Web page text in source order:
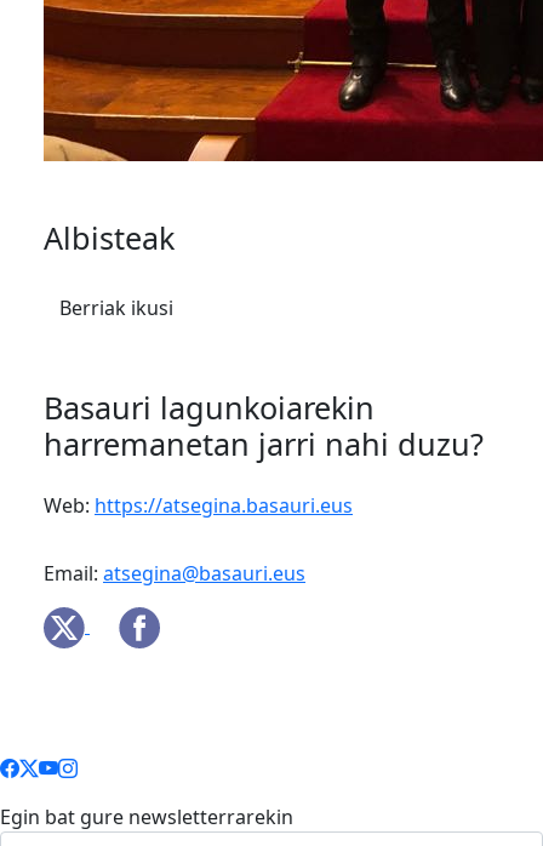
Albisteak
Berriak ikusi
Basauri lagunkoiarekin
harremanetan jarri nahi duzu?
Web: https://atsegina.basauri.eus
Email: atsegina@basauri.eus
Egin bat gure newsletterrarekin